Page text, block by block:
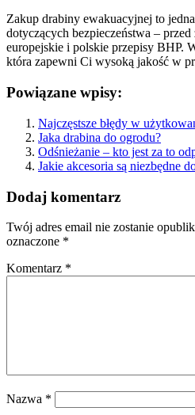
Zakup drabiny ewakuacyjnej to
dotyczących bezpieczeństwa –
europejskie i polskie przepisy BHP.
która zapewni Ci wysoką jakość w
Powiązane wpisy:
Najczęstsze błędy w
Jaka drabina do ogrodu​?
Odśnieżanie – kto jest za to
Jakie akcesoria są niezbędne
Dodaj komentarz
Twój adres email nie zostanie
oznaczone *
Komentarz *
Nazwa *